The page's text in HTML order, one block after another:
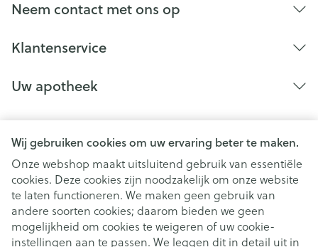
Wij gebruiken cookies om uw ervaring beter te maken.
Onze webshop maakt uitsluitend gebruik van essentiële
cookies. Deze cookies zijn noodzakelijk om onze website
te laten functioneren. We maken geen gebruik van
andere soorten cookies; daarom bieden we geen
mogelijkheid om cookies te weigeren of uw cookie-
instellingen aan te passen. We leggen dit in detail uit in
Neem contact met ons op
Klantenservice
Uw apotheek